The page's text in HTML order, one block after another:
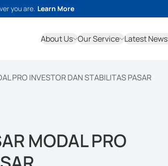
you are. Learn More
About Us Our Service Latest News
PRO INVESTOR DAN STABILITAS PASAR
MODAL PRO